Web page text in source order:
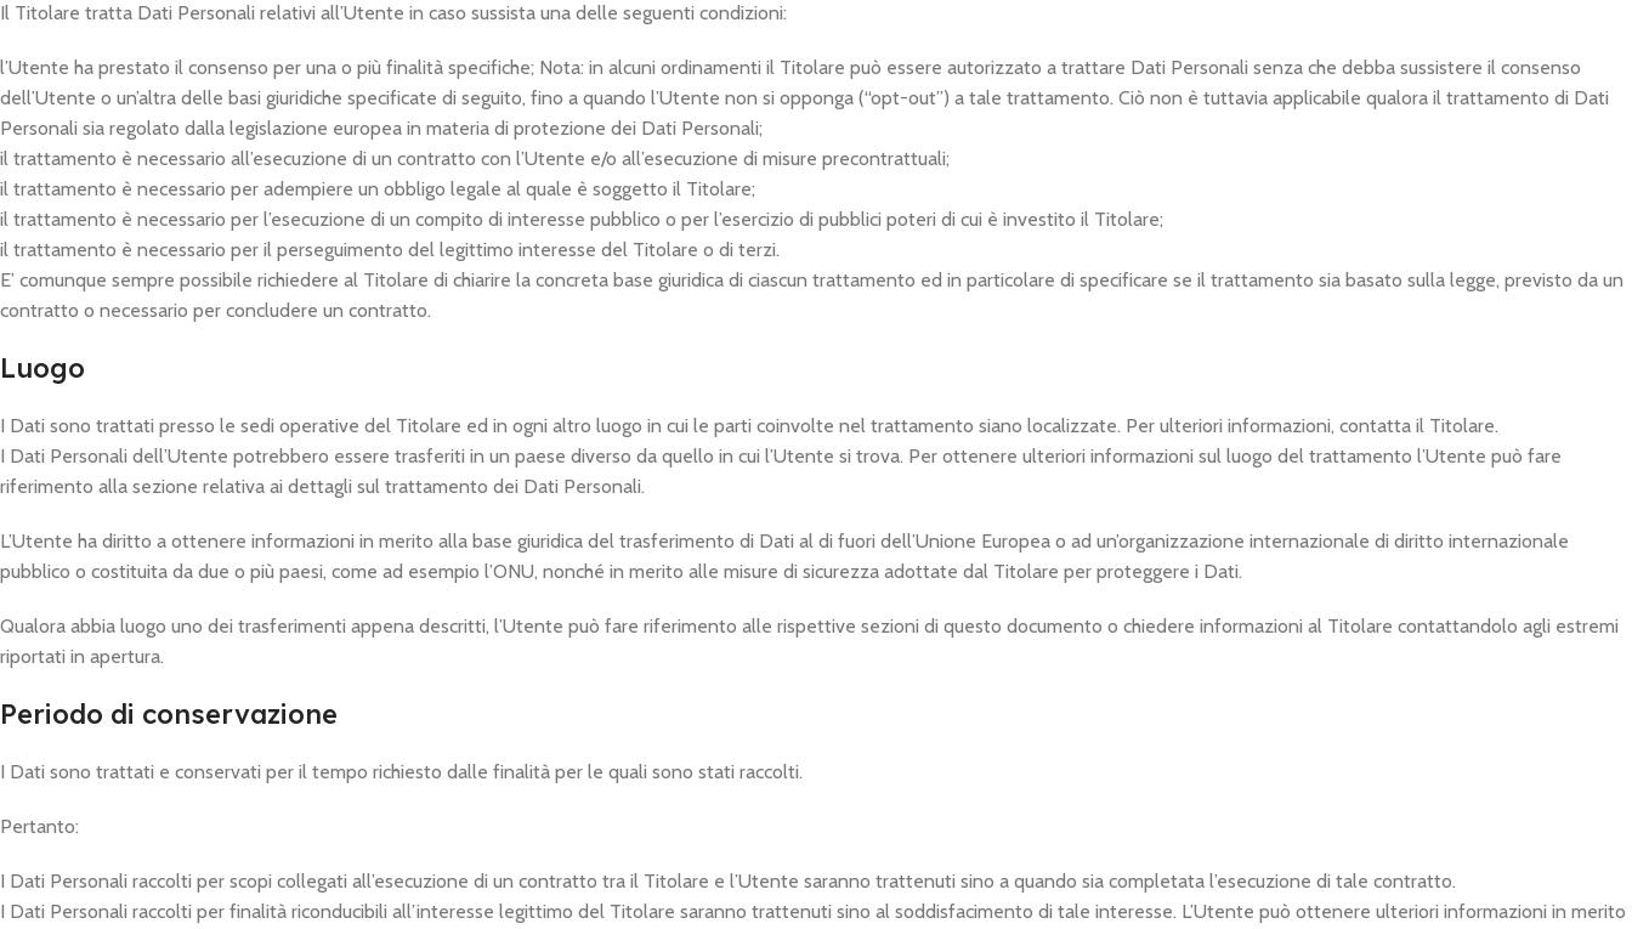
Il Titolare tratta Dati Personali relativi all’Utente in caso sussista una delle seguenti condizioni:
l’Utente ha prestato il consenso per una o più finalità specifiche; Nota: in alcuni ordinamenti il Titolare può essere autorizzato a trattare Dati Personali senza che debba sussistere il consenso
dell’Utente o un’altra delle basi giuridiche specificate di seguito, fino a quando l’Utente non si opponga (“opt-out”) a tale trattamento. Ciò non è tuttavia applicabile qualora il trattamento di Dati
Personali sia regolato dalla legislazione europea in materia di protezione dei Dati Personali;
il trattamento è necessario all’esecuzione di un contratto con l’Utente e/o all’esecuzione di misure precontrattuali;
il trattamento è necessario per adempiere un obbligo legale al quale è soggetto il Titolare;
il trattamento è necessario per l’esecuzione di un compito di interesse pubblico o per l’esercizio di pubblici poteri di cui è investito il Titolare;
il trattamento è necessario per il perseguimento del legittimo interesse del Titolare o di terzi.
E’ comunque sempre possibile richiedere al Titolare di chiarire la concreta base giuridica di ciascun trattamento ed in particolare di specificare se il trattamento sia basato sulla legge, previsto da un
contratto o necessario per concludere un contratto.
Luogo
I Dati sono trattati presso le sedi operative del Titolare ed in ogni altro luogo in cui le parti coinvolte nel trattamento siano localizzate. Per ulteriori informazioni, contatta il Titolare.
I Dati Personali dell’Utente potrebbero essere trasferiti in un paese diverso da quello in cui l’Utente si trova. Per ottenere ulteriori informazioni sul luogo del trattamento l’Utente può fare
riferimento alla sezione relativa ai dettagli sul trattamento dei Dati Personali.
L’Utente ha diritto a ottenere informazioni in merito alla base giuridica del trasferimento di Dati al di fuori dell’Unione Europea o ad un’organizzazione internazionale di diritto internazionale
pubblico o costituita da due o più paesi, come ad esempio l’ONU, nonché in merito alle misure di sicurezza adottate dal Titolare per proteggere i Dati.
Qualora abbia luogo uno dei trasferimenti appena descritti, l’Utente può fare riferimento alle rispettive sezioni di questo documento o chiedere informazioni al Titolare contattandolo agli estremi
riportati in apertura.
Periodo di conservazione
I Dati sono trattati e conservati per il tempo richiesto dalle finalità per le quali sono stati raccolti.
Pertanto:
I Dati Personali raccolti per scopi collegati all’esecuzione di un contratto tra il Titolare e l’Utente saranno trattenuti sino a quando sia completata l’esecuzione di tale contratto.
I Dati Personali raccolti per finalità riconducibili all’interesse legittimo del Titolare saranno trattenuti sino al soddisfacimento di tale interesse. L’Utente può ottenere ulteriori informazioni in merito